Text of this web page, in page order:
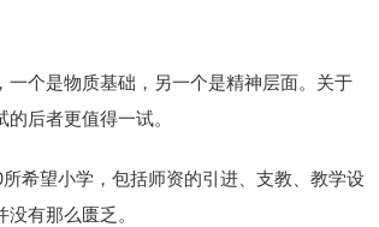
个是物质基础，另一个是精神层面。关于
后者更值得一试。
希望小学，包括师资的引进、支教、教学设
有那么匮乏。